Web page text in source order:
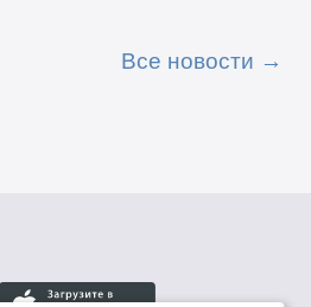
Все новости